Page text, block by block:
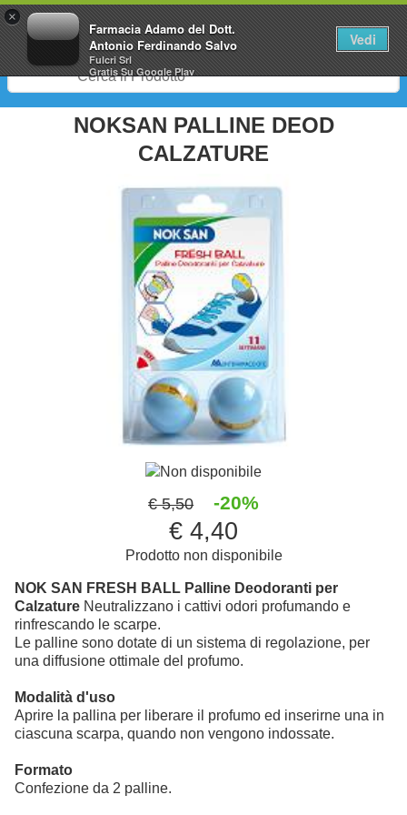
×
Farmacia Adamo del Dott.
Antonio Ferdinando Salvo
Fulcri Srl
GratisSu Google Play
Vedi
0
NOKSAN PALLINE DEOD
CALZATURE
Non disponibile
€ 5,50 -20%
€ 4,40
Prodotto non disponibile
NOK SAN FRESH BALL Palline Deodoranti per
Calzature Neutralizzano i cattivi odori profumando e
rinfrescando le scarpe.
Le palline sono dotate di un sistema di regolazione, per
una diffusione ottimale del profumo.
Modalità d'uso
Aprire la pallina per liberare il profumo ed inserirne una in
ciascuna scarpa, quando non vengono indossate.
Formato
Confezione da 2 palline.